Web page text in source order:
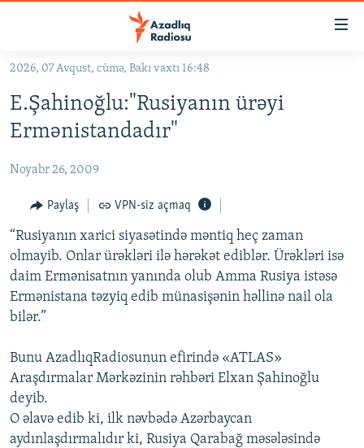
Əsas
qayıt
Əsas
qayıt
#İZAHLA
#ƏSLINDƏ
FƏRQƏ BAX
QANUNI DOĞRU
ARAŞDIRMA
MULTIMEDIA
VIDEO
FOTOQALEREYA
İNFOQRAFIKA
KARIKATURA
RADIO ARXIV
OXU ZALI
AZƏRBAYCAN ƏDƏBIYYATI KITABXANASI
İSLAM VƏ DEMOKRATIYA
İZ - MƏDƏNIYYƏT PROQRAMI
HAQQIMIZDA
MISSIYAMIZ
PEŞƏ ETIKASI VƏ JURNALISTIKA STANDARTLARIMIZ
MATERIALLARIMIZDAN ISTIFADƏ
BIZI IZLƏ
2026, 07 Avqust, cümə, Bakı vaxtı 16:48
E.Şahinoğlu:"Rusiyanın ürəyi
Ermənistandadır"
Noyabr 26, 2009
Paylaş VPN-siz açmaq
“Rusiyanın xarici siyasətində məntiq heç zaman
olmayib. Onlar ürəkləri ilə hərəkət ediblər. Ürəkləri isə
daim Ermənisatnın yanında olub Amma Rusiya istəsə
Ermənistana təzyiq edib münasişənin həllinə nail ola
bilər.”
Bunu AzadlıqRadiosunun efirində «ATLAS»
Araşdırmalar Mərkəzinin rəhbəri Elxan Şahinoğlu
deyib.
O əlavə edib ki, ilk nəvbədə Azərbaycan
aydınlaşdırmalıdır ki, Rusiya Qarabağ məsələsində